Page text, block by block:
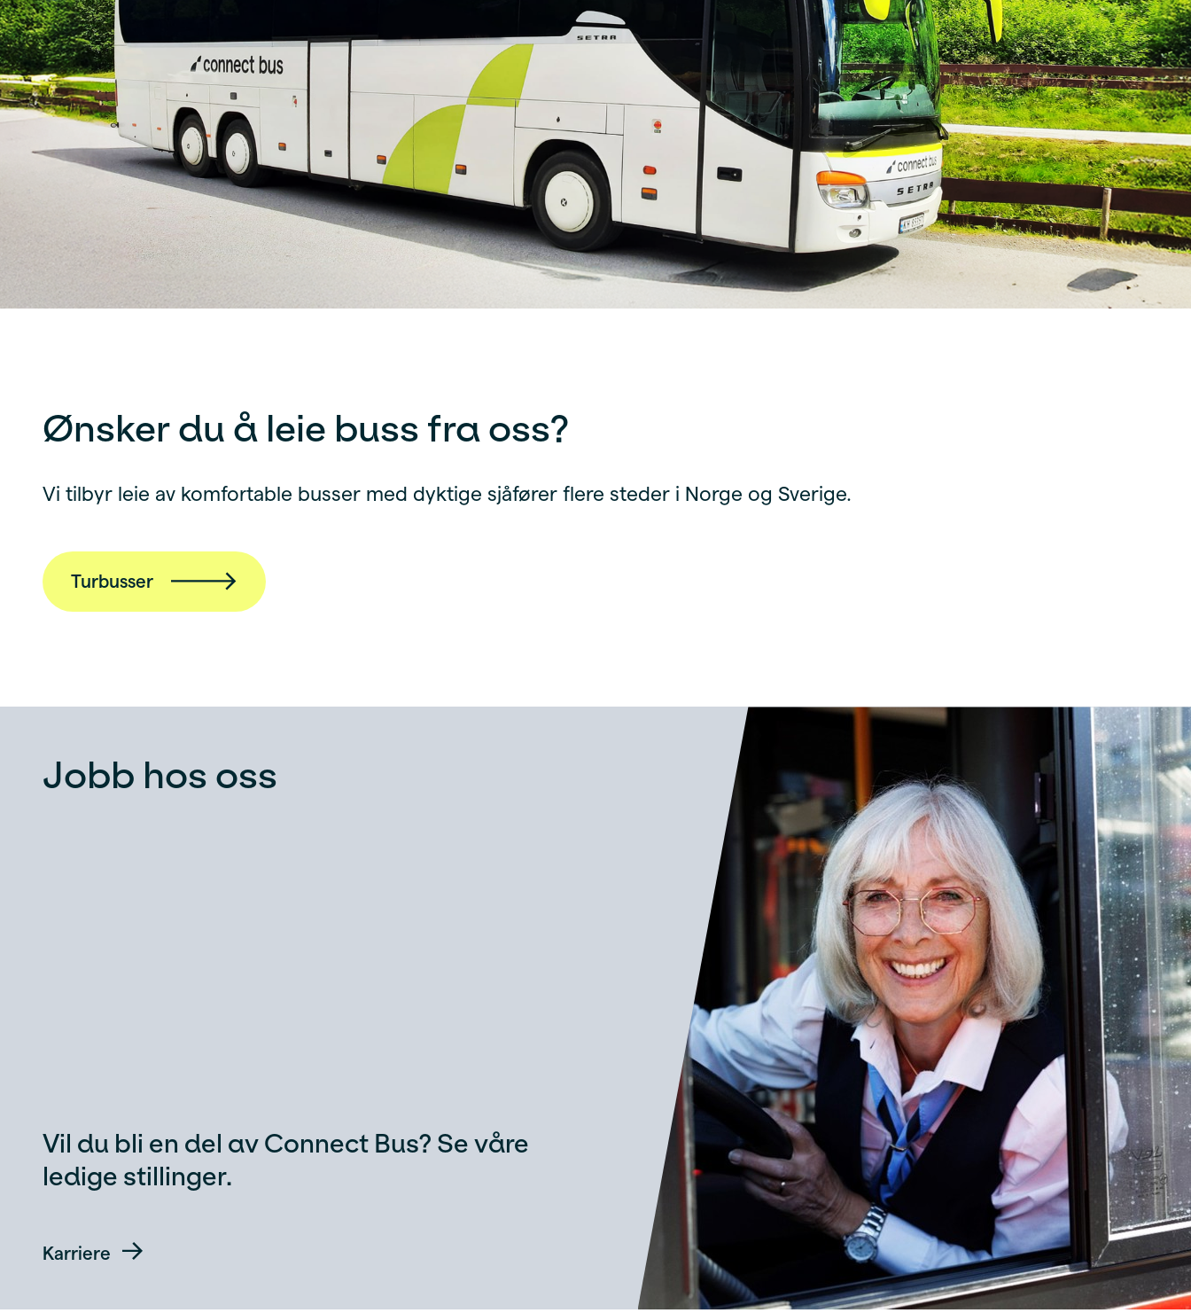
Ønsker du å leie buss fra oss?
Vi tilbyr leie av komfortable busser med dyktige sjåfører flere steder i Norge og Sverige.
Turbusser
Jobb hos oss
Vil du bli en del av Connect Bus? Se våre
ledige stillinger.
Karriere